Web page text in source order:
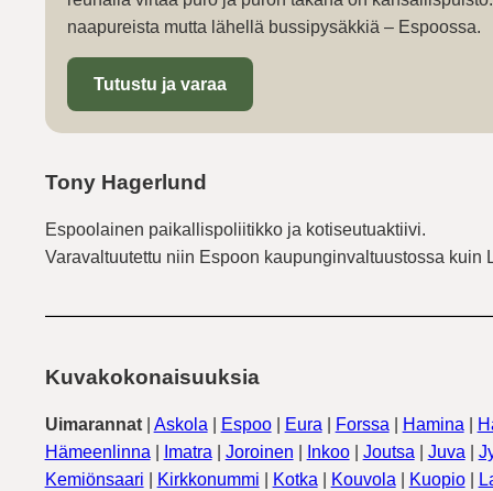
naapureista mutta lähellä bussipysäkkiä – Espoossa.
Tutustu ja varaa
Tony Hagerlund
Espoolainen paikallispoliitikko ja kotiseutuaktiivi.
Varavaltuutettu niin Espoon kaupunginvaltuustossa
Kuvakokonaisuuksia
Uimarannat| Askola Espoo| Eura Forssa Hamina
Hämeenlinna
Imatra Joroinen Inkoo| Joutsa Juva
Kemiönsaari
Kirkkonummi Kotka Kouvola Kuopio|